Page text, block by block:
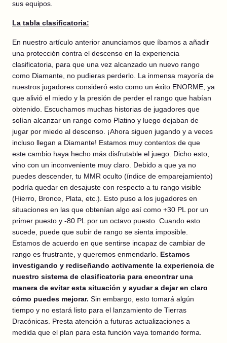
sus equipos.
La tabla clasificatoria:
En nuestro artículo anterior anunciamos que íbamos a añadir
una protección contra el descenso en la experiencia
clasificatoria, para que una vez alcanzado un nuevo rango
como Diamante, no pudieras perderlo. La inmensa mayoría de
nuestros jugadores consideró esto como un éxito ENORME, ya
que alivió el miedo y la presión de perder el rango que habían
obtenido. Escuchamos muchas historias de jugadores que
solían alcanzar un rango como Platino y luego dejaban de
jugar por miedo al descenso. ¡Ahora siguen jugando y a veces
incluso llegan a Diamante! Estamos muy contentos de que
este cambio haya hecho más disfrutable el juego. Dicho esto,
vino con un inconveniente muy claro. Debido a que ya no
puedes descender, tu MMR oculto (índice de emparejamiento)
podría quedar en desajuste con respecto a tu rango visible
(Hierro, Bronce, Plata, etc.). Esto puso a los jugadores en
situaciones en las que obtenían algo así como +30 PL por un
primer puesto y -80 PL por un octavo puesto. Cuando esto
sucede, puede que subir de rango se sienta imposible.
Estamos de acuerdo en que sentirse incapaz de cambiar de
rango es frustrante, y queremos enmendarlo. Estamos
investigando y rediseñando activamente la experiencia de
nuestro sistema de clasificatoria para encontrar una
manera de evitar esta situación y ayudar a dejar en claro
cómo puedes mejorar. Sin embargo, esto tomará algún
tiempo y no estará listo para el lanzamiento de Tierras
Dracónicas. Presta atención a futuras actualizaciones a
medida que el plan para esta función vaya tomando forma.